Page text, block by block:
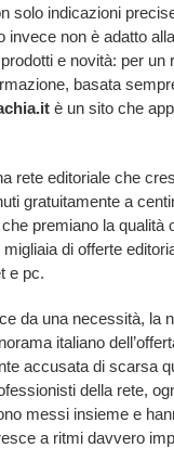
solo indicazioni
invece non è adatto
e novità: per un
basata
è un sito che
rete editoriale che
gratuitamente a
premiano la qualità
di offerte
e pc.
da una necessità, la
italiano
accusata di scarsa
della rete,
messi insieme e
a ritmi davvero